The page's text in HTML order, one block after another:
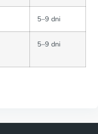
5–9 dni
5–9 dni